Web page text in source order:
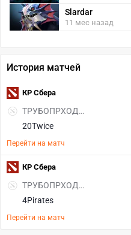
Slardar
11 мес назад
История матчей
ТРУБОПРХОДЦЫ
20Twice
Перейти на матч
КР Сбера
ТРУБОПРХОДЦЫ
4Pirates
Перейти на матч
КР Сбера